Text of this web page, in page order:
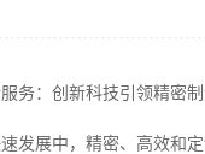
务：创新科技引领精密
发展中，精密、高效和定